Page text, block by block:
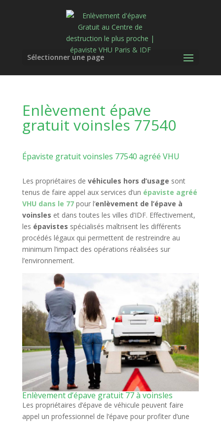
Sélectionner une page
Enlèvement épave
gratuit voinsles 77540
Épaviste gratuit voinsles 77540 agréé VHU
Les propriétaires de véhicules hors d’usage sont
tenus de faire appel aux services d’un épaviste agréé
VHU dans le 77pour l’enlèvement de l’épave à
voinsles et dans toutes les villes d’IDF. Effectivement,
les épavistes spécialisés maîtrisent les différents
procédés légaux qui permettent de restreindre au
minimum l’impact des opérations réalisées sur
l’environnement.
Enlèvement d’épave gratuit 77 à voinsles
Les propriétaires d’épave de véhicule peuvent faire
appel un professionnel de l’épave pour profiter d’une